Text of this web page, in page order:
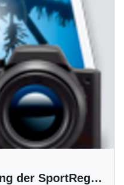
Mitgliederversammlung der SportRegion Stuttgart am 2. Februar